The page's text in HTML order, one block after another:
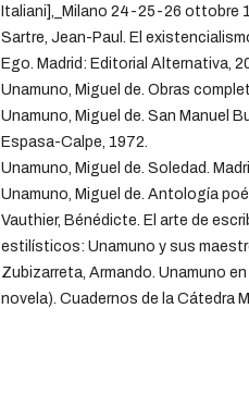
Italiani],_Milano 24-25-26 ottobre
Sartre, Jean-Paul. El
Ego. Madrid: Editorial Alternativa,
Unamuno, Miguel de. Obras
Unamuno, Miguel de. San Manuel
Espasa-Calpe, 1972.
Unamuno, Miguel de. Soledad.
Unamuno, Miguel de. Antología
Vauthier, Bénédicte. El arte de
estilísticos: Unamuno y sus
Zubizarreta, Armando. Unamuno
novela). Cuadernos de la Cátedra